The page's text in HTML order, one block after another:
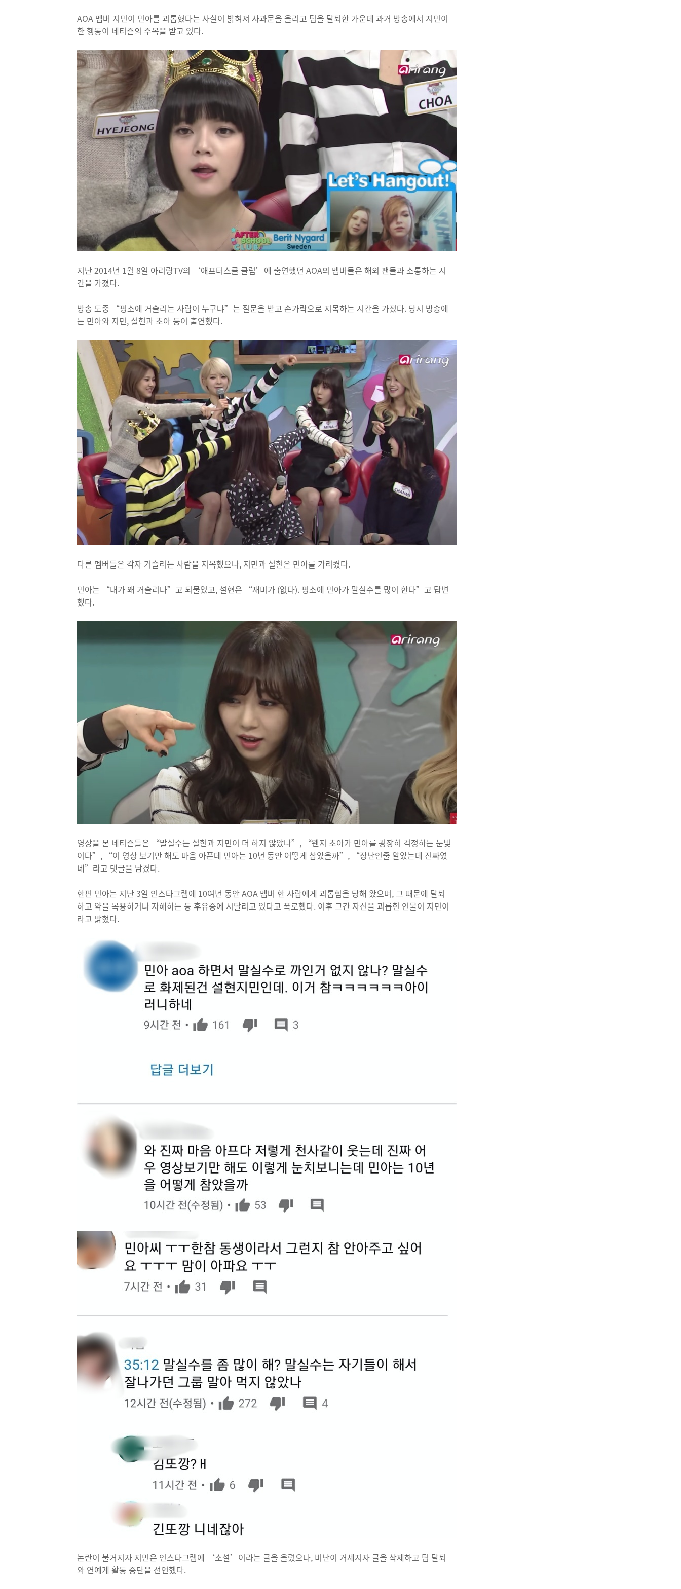
AOA 멤버 지민이 민아를 괴롭혔다는 사실이 밝혀져 사과문을 올리고 팀을 탈퇴한 가운데 과거 방송에서 지민이
한 행동이 네티즌의 주목을 받고 있다.
지난 2014년 1월 8일 아리랑TV의 ‘애프터스쿨 클럽’에 출연했던 AOA의 멤버들은 해외 팬들과 소통하는 시
간을 가졌다.
방송 도중 “평소에 거슬리는 사람이 누구냐”는 질문을 받고 손가락으로 지목하는 시간을 가졌다. 당시 방송에
는 민아와 지민, 설현과 초아 등이 출연했다.
다른 멤버들은 각자 거슬리는 사람을 지목했으나, 지민과 설현은 민아를 가리켰다.
민아는 “내가 왜 거슬리나”고 되물었고, 설현은 “재미가 (없다). 평소에 민아가 말실수를 많이 한다”고 답변
했다.
영상을 본 네티즌들은 “말실수는 설현과 지민이 더 하지 않았나”, “왠지 초아가 민아를 굉장히 걱정하는 눈빛
이다”, “이 영상 보기만 해도 마음 아픈데 민아는 10년 동안 어떻게 참았을까”, “장난인줄 알았는데 진짜였
네”라고 댓글을 남겼다.
한편 민아는 지난 3일 인스타그램에 10여년 동안 AOA 멤버 한 사람에게 괴롭힘을 당해 왔으며, 그 때문에 탈퇴
하고 약을 복용하거나 자해하는 등 후유증에 시달리고 있다고 폭로했다. 이후 그간 자신을 괴롭힌 인물이 지민이
라고 밝혔다.
논란이 불거지자 지민은 인스타그램에 ‘소설’이라는 글을 올렸으나, 비난이 거세지자 글을 삭제하고 팀 탈퇴
와 연예계 활동 중단을 선언했다.